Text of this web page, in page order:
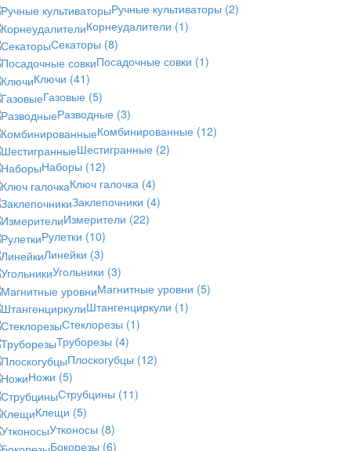
Ручные культиваторы (2)
Корнеудалители (1)
Секаторы (8)
Посадочные совки (1)
Ключи (41)
Газовые (5)
Разводные (3)
Комбинированные (12)
Шестигранные (2)
Наборы (12)
Ключ галочка (4)
Заклепочники (4)
Измерители (22)
Рулетки (10)
Линейки (3)
Угольники (3)
Магнитные уровни (5)
Штангенциркули (1)
Стеклорезы (1)
Труборезы (4)
Плоскогубцы (12)
Ножи (5)
Струбцины (11)
Клещи (5)
Утконосы (8)
Бокорезы (6)